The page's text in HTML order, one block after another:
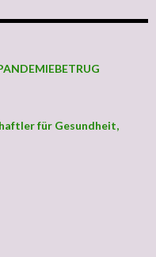
für Gesundheit,